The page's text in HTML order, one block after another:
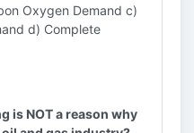
Oxygen Demand c)
d) Complete
is NOT a reason why